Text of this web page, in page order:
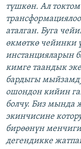
түшкөн. Ал
аталган. Буга
өкмөткө чейинки
инстанцияларын
кимге таандык
бардыгы
ошондон кийин
болчу. Биз мында
экинчисине
бирөөнүн
дегендикке